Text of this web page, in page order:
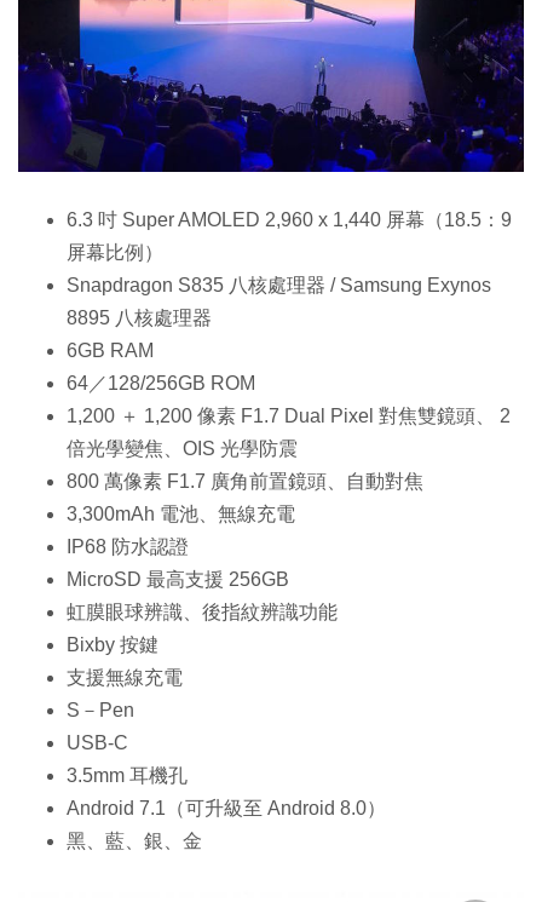
6.3 吋 Super AMOLED 2,960 x 1,440 屏幕（18.5：9
屏幕比例）
Snapdragon S835 八核處理器 / Samsung Exynos
8895 八核處理器
6GB RAM
64／128/256GB ROM
1,200 ＋ 1,200 像素 F1.7 Dual Pixel 對焦雙鏡頭、 2
倍光學變焦、OIS 光學防震
800 萬像素 F1.7 廣角前置鏡頭、自動對焦
3,300mAh 電池、無線充電
IP68 防水認證
MicroSD 最高支援 256GB
虹膜眼球辨識、後指紋辨識功能
Bixby 按鍵
支援無線充電
S－Pen
USB-C
3.5mm 耳機孔
Android 7.1（可升級至 Android 8.0）
黑、藍、銀、金